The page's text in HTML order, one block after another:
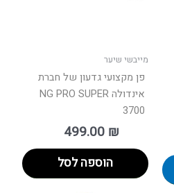
בעמוד
המוצר
מייבשי שיער
פן מקצועי גדעון של חברת
אינדולה NG PRO SUPER
3700
499.00 ₪
הוספה לסל